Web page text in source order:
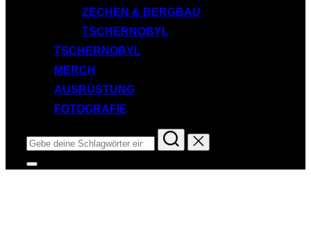
ZECHEN & BERGBAU
TSCHERNOBYL
TSCHERNOBYL
MERCH
AUSRÜSTUNG
FOTOGRAFIE
Suchen
nach:
Seitenleiste